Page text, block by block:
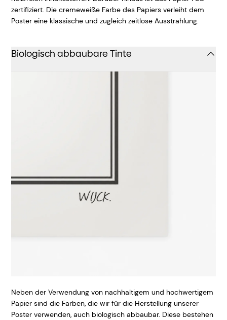
zertifiziert. Die cremeweiße Farbe des Papiers verleiht dem
Poster eine klassische und zugleich zeitlose Ausstrahlung.
Biologisch abbaubare Tinte
Neben der Verwendung von nachhaltigem und hochwertigem
Papier sind die Farben, die wir für die Herstellung unserer
Poster verwenden, auch biologisch abbaubar. Diese bestehen